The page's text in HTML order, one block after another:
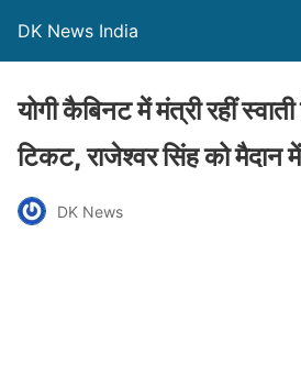
DK News India
योगी कैबिनट में मंत्री रहीं
टिकट, राजेश्वर सिंह को मैदान में
DK News